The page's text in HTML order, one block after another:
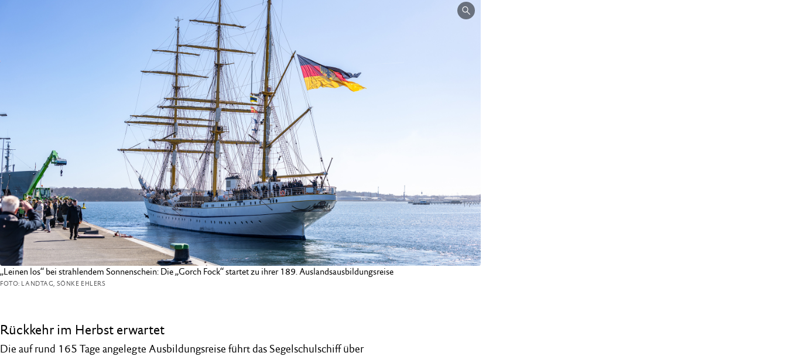
„Leinen los“ bei strahlendem Sonnenschein: Die „Gorch Fock“ startet zu ihrer 189. Auslandsausbildungsreise
FOTO: LANDTAG, SÖNKE EHLERS
Rückkehr im Herbst erwartet
Die auf rund 165 Tage angelegte Ausbildungsreise führt das Segelschulschiff über